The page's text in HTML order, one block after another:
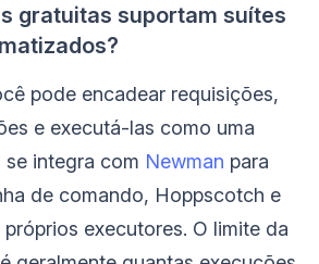
gratuitas suportam suítes
pode encadear requisições,
e executá-las como uma
se integra com Newman para
de comando, Hoppscotch e
executores. O limite da